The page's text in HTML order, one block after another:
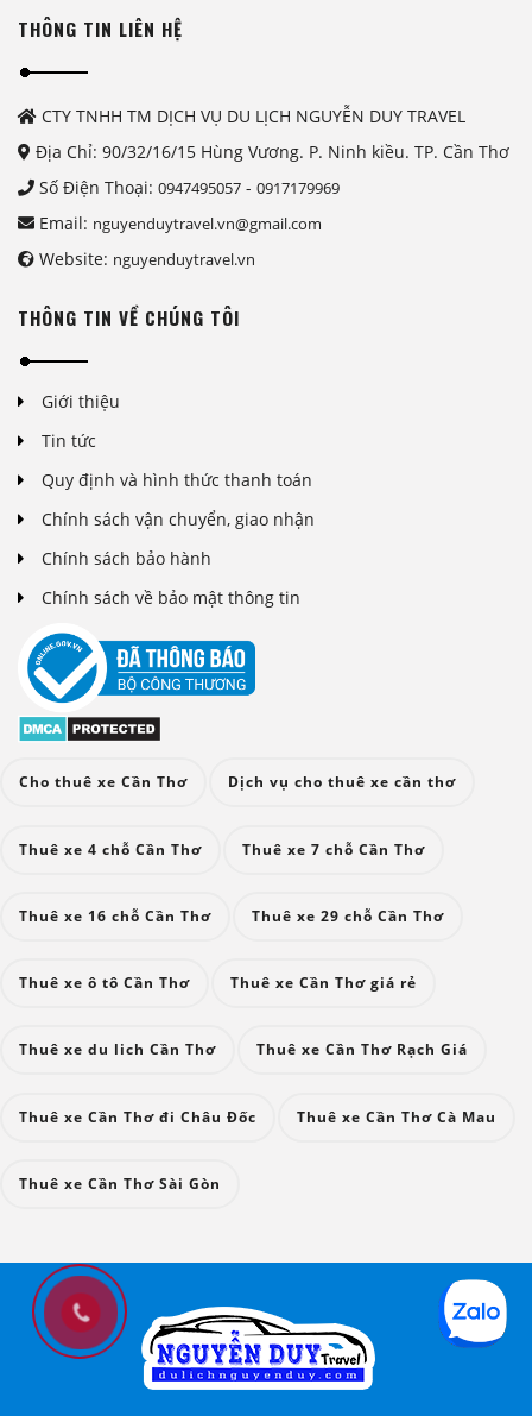
THÔNG TIN LIÊN HỆ
CTY TNHH TM DỊCH VỤ DU LỊCH NGUYỄN DUY TRAVEL
Địa Chỉ: 90/32/16/15 Hùng Vương. P. Ninh kiều. TP. Cần Thơ
Số Điện Thoại: 0947495057 - 0917179969
Email: nguyenduytravel.vn@gmail.com
Website: nguyenduytravel.vn
THÔNG TIN VỀ CHÚNG TÔI
Giới thiệu
Tin tức
Quy định và hình thức thanh toán
Chính sách vận chuyển, giao nhận
Chính sách bảo hành
Chính sách về bảo mật thông tin
Cho thuê xe Cần Thơ Dịch vụ cho thuê xe cần thơ
Thuê xe 4 chỗ Cần Thơ Thuê xe 7 chỗ Cần Thơ
Thuê xe 16 chỗ Cần Thơ Thuê xe 29 chỗ Cần Thơ
Thuê xe ô tô Cần Thơ Thuê xe Cần Thơ giá rẻ
Thuê xe du lich Cần Thơ Thuê xe Cần Thơ Rạch Giá
Thuê xe Cần Thơ đi Châu Đốc Thuê xe Cần Thơ Cà Mau
Thuê xe Cần Thơ Sài Gòn